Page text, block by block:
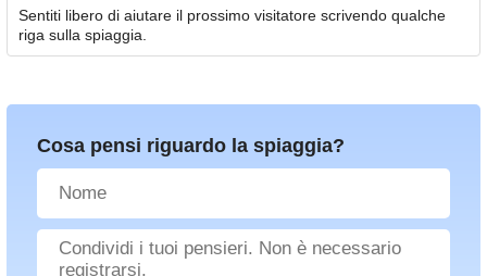
Sentiti libero di aiutare il prossimo visitatore scrivendo qualche
riga sulla spiaggia.
Cosa pensi riguardo la spiaggia?